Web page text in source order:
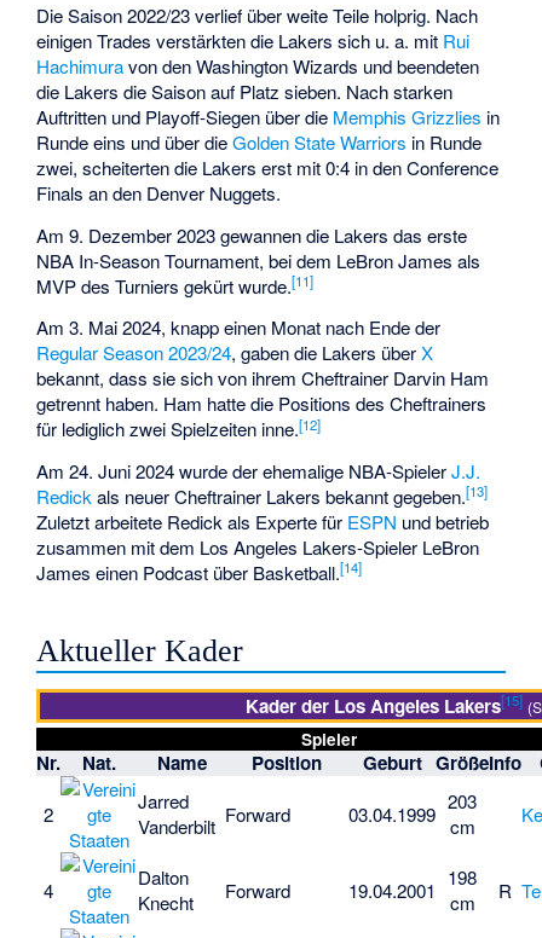
Die Saison 2022/23 verlief über weite Teile holprig. Nach
einigen Trades verstärkten die Lakers sich u. a. mit Rui
Hachimuravon den Washington Wizards und beendeten
die Lakers die Saison auf Platz sieben. Nach starken
Auftritten und Playoff-Siegen über die Memphis Grizzlies in
Runde eins und über dieGolden State Warriors in Runde
zwei, scheiterten die Lakers erst mit 0:4 in den Conference
Finals an den Denver Nuggets.
Am 9. Dezember 2023 gewannen die Lakers das erste
NBA In-Season Tournament, bei dem LeBron James als
MVP des Turniers gekürt wurde.[11]
Am 3. Mai 2024, knapp einen Monat nach Ende der
Regular Season 2023/24, gaben die Lakers überX
bekannt, dass sie sich von ihrem Cheftrainer Darvin Ham
getrennt haben. Ham hatte die Positions des Cheftrainers
für lediglich zwei Spielzeiten inne.[12]
Am 24. Juni 2024 wurde der ehemalige NBA-SpielerJ.J.
Redick als neuer Cheftrainer Lakers bekannt gegeben.[13]
Zuletzt arbeitete Redick als Experte für ESPN und betrieb
zusammen mit dem Los Angeles Lakers-Spieler LeBron
James einen Podcast über Basketball.[14]
Aktueller Kader
Kader der Los Angeles Lakers[15]
Spieler
Nr. Nat. Name Position Geburt GrößeInfo
2
Jarred
Vanderbilt Forward 03.04.1999
203
cm
4
Dalton
Knecht
Forward 19.04.2001
198
cm
R